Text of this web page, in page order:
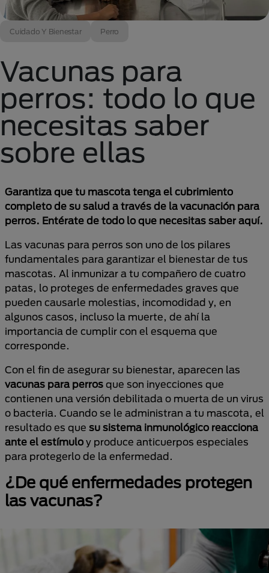
Cuidado Y Bienestar Perro
Vacunas para
perros: todo lo que
necesitas saber
sobre ellas
Garantiza que tu mascota tenga el cubrimiento
completo de su salud a través de la vacunación para
perros. Entérate de todo lo que necesitas saber aquí.
Las vacunas para perros son uno de los pilares
fundamentales para garantizar el bienestar de tus
mascotas. Al inmunizar a tu compañero de cuatro
patas, lo proteges de enfermedades graves que
pueden causarle molestias, incomodidad y, en
algunos casos, incluso la muerte, de ahí la
importancia de cumplir con el esquema que
corresponde.
Con el fin de asegurar su bienestar, aparecen las
vacunas para perros que son inyecciones que
contienen una versión debilitada o muerta de un virus
o bacteria. Cuando se le administran a tu mascota, el
resultado es que su sistema inmunológico reacciona
ante el estímulo y produce anticuerpos especiales
para protegerlo de la enfermedad.
¿De qué enfermedades protegen
las vacunas?